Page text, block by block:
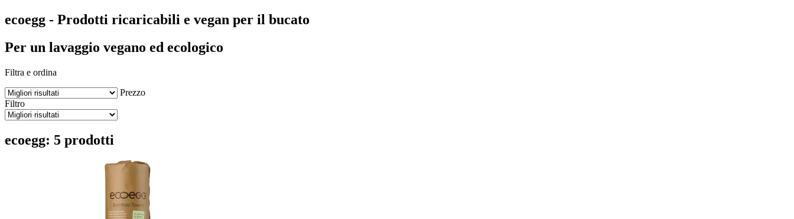
ecoegg - Prodotti ricaricabili e vegan per il bucato
Per un lavaggio vegano ed ecologico
Filtra e ordina
Prezzo
Filtro
ecoegg: 5 prodotti